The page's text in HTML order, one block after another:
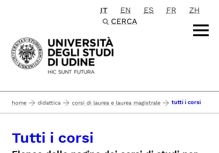
Passa al contenuto principale
IT EN ES FR
ZH
CERCA
home didattica corsi di laurea e laurea magistrale tutti i corsi
Tutti i corsi